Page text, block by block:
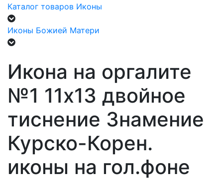
Каталог товаров Иконы
Иконы Божией Матери
Икона на оргалите
№1 11х13 двойное
тиснение Знамение
Курско-Корен.
иконы на гол.фоне